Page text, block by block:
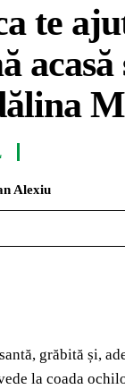
te
acasă
Alexiu
grăbită și,
la coada